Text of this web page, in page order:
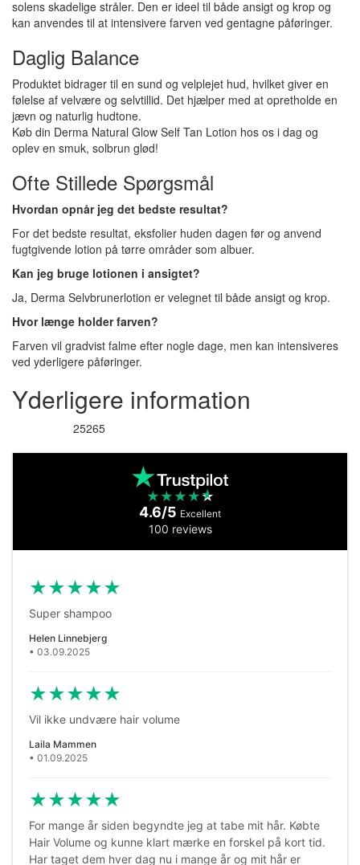
solens skadelige stråler. Den er ideel til både ansigt og krop og
kan anvendes til at intensivere farven ved gentagne påføringer.
Daglig Balance
Produktet bidrager til en sund og velplejet hud, hvilket giver en
følelse af velvære og selvtillid. Det hjælper med at opretholde en
jævn og naturlig hudtone.
Køb din Derma Natural Glow Self Tan Lotion hos os i dag og
oplev en smuk, solbrun glød!
Ofte Stillede Spørgsmål
Hvordan opnår jeg det bedste resultat?
For det bedste resultat, eksfolier huden dagen før og anvend
fugtgivende lotion på tørre områder som albuer.
Kan jeg bruge lotionen i ansigtet?
Ja, Derma Selvbrunerlotion er velegnet til både ansigt og krop.
Hvor længe holder farven?
Farven vil gradvist falme efter nogle dage, men kan intensiveres
ved yderligere påføringer.
Yderligere information
25265
★ ★ ★ ★ ★
4.6/5 Excellent
100 reviews
★★★★★
Super shampoo
Helen Linnebjerg
• 03.09.2025
★★★★★
Vil ikke undvære hair volume
Laila Mammen
• 01.09.2025
★★★★★
For mange år siden begyndte jeg at tabe mit hår. Købte
Hair Volume og kunne klart mærke en forskel på kort tid.
Har taget dem hver dag nu i mange år og mit hår er